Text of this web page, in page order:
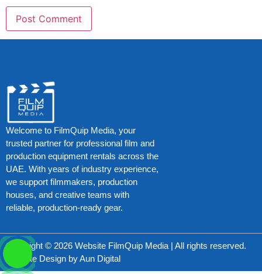
Welcome to FilmQuip Media, your
trusted partner for professional film and
production equipment rentals across the
UAE. With years of industry experience,
we support filmmakers, production
houses, and creative teams with
reliable, production-ready gear.
Copyright © 2026 Website FilmQuip Media | All rights reserved.
Website Design byAun Digital